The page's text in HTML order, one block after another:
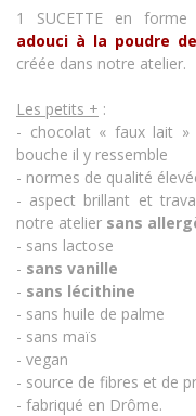
1 SUCETTE en forme
adouci à la poudre
créée dans notre atelier.
Les petits + :
- chocolat « faux lait
bouche il y ressemble
- normes de qualité
- aspect brillant et
notre atelier sans
- sans lactose
- sans vanille
- sans lécithine
- sans huile de palme
- sans maïs
- vegan
- source de fibres et de
- fabriqué en Drôme.